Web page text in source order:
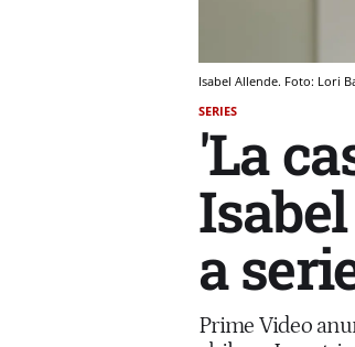
Isabel Allende. Foto: Lori
SERIES
'La
a
Prime Video